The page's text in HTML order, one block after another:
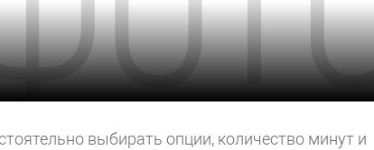
выбирать опции, количество минут и